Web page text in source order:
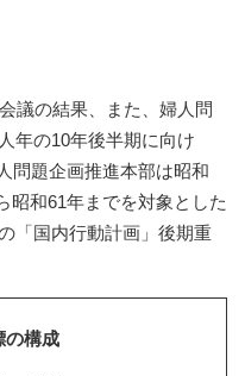
議の結果、また、婦人問
年の10年後半期に向け
問題企画推進本部は昭和
昭和61年までを対象とした
「国内行動計画」後期重
の構成